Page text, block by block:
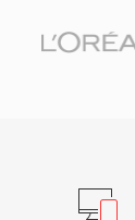
케이션에서 저지